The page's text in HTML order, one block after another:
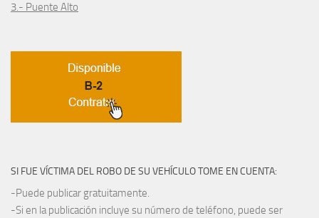
3.- Puente Alto
SI FUE VÍCTIMA DEL ROBO DE SU VEHÍCULO TOME EN CUENTA:
-Puede publicar gratuitamente.
-Si en la publicación incluye su número de teléfono, puede ser